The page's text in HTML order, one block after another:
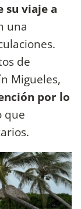
su viaje a
una
de
Migueles,
por lo
que